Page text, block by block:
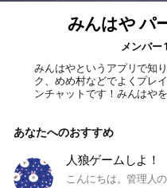
みんはや パ
メンバー
みんはやというアプリで知
ク、めめ村などでよくプレ
ンチャットです！みんはや
でも大歓迎です！ライブト
とあ
あなたへのおすすめ
人狼ゲームしよ！